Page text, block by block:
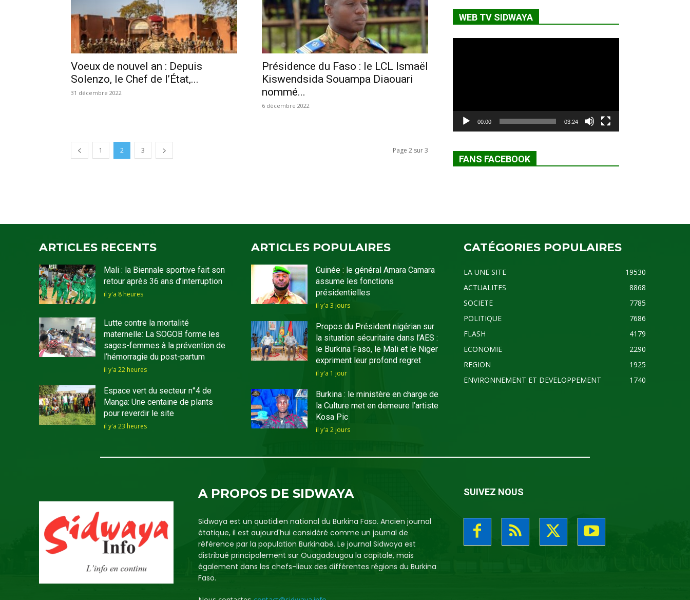
Voeux de nouvel an : Depuis
Solenzo, le Chef de l’État,...
31 décembre 2022
Présidence du Faso : le LCL Ismaël
Kiswendsida Souampa Diaouari
nommé...
6 décembre 2022
1 2 3 Page 2 sur 3
WEB TV SIDWAYA
00:00 03:24
FANS FACEBOOK
ARTICLES RECENTS
Mali : la Biennale sportive fait son
retour après 36 ans d’interruption
il y'a 8 heures
Lutte contre la mortalité
maternelle: La SOGOB forme les
sages-femmes à la prévention de
l’hémorragie du post-partum
il y'a 22 heures
Espace vert du secteur n°4 de
Manga: Une centaine de plants
pour reverdir le site
il y'a 23 heures
ARTICLES POPULAIRES
Guinée : le général Amara Camara
assume les fonctions
présidentielles
il y'a 3 jours
Propos du Président nigérian sur
la situation sécuritaire dans l’AES :
le Burkina Faso, le Mali et le Niger
expriment leur profond regret
il y'a 1 jour
Burkina : le ministère en charge de
la Culture met en demeure l’artiste
Kosa Pic
il y'a 2 jours
CATÉGORIES POPULAIRES
LA UNE SITE
19530
ACTUALITES
8868
SOCIETE
7785
POLITIQUE
7686
FLASH
4179
ECONOMIE
2290
REGION
1925
ENVIRONNEMENT ET DEVELOPPEMENT
1740
A PROPOS DE SIDWAYA
Sidwaya est un quotidien national du Burkina Faso. Ancien journal
étatique, il est aujourd'hui considéré comme un journal de
référence par la population Burkinabè. Le journal Sidwaya est
distribué principalement sur Ouagadougou la capitale, mais
également dans les chefs-lieux des différentes régions du Burkina
Faso.
SUIVEZ NOUS